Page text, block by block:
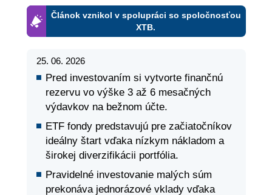
Článok vznikol v spolupráci so spoločnosťou
XTB.
25. 06. 2026
Pred investovaním si vytvorte finančnú
rezervu vo výške 3 až 6 mesačných
výdavkov na bežnom účte.
ETF fondy predstavujú pre začiatočníkov
ideálny štart vďaka nízkym nákladom a
širokej diverzifikácii portfólia.
Pravidelné investovanie malých súm
prekonáva jednorázové vklady vďaka